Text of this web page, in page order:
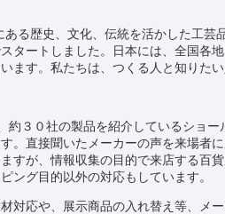
ある歴史、文化、伝統を活かした工芸
タートしました。日本には、全国各
ます。私たちは、つくる人と知りた
約３０社の製品を紹介しているショ
。直接聞いたメーカーの声を来場者
すが、情報収集の目的で来店する百
ング目的以外の対応もしています。
対応や、展示商品の入れ替え等、メ